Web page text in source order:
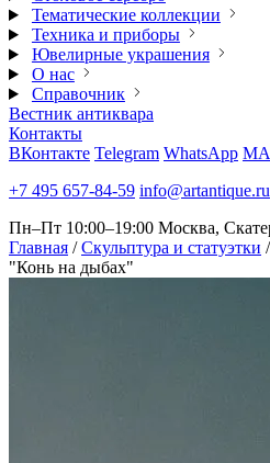
Тематические коллекции
Техника и приборы
Ювелирные украшения
О нас
Справочник
Вестник антиквара
Контакты
ВКонтакте Telegram WhatsApp
+7 495 657-84-59 info@artantique.ru
Пн–Пт 10:00–19:00 Москва,
Главная / Скульптура и статуэтки /
"Конь на дыбах"